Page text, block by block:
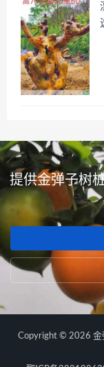
提供金弹子树
Copyright © 2026 金